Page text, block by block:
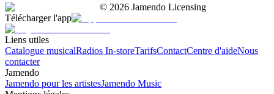
© 2026 Jamendo Licensing
Télécharger l'app
Liens utiles
Catalogue musicalRadios In-storeTarifsContactCentre d'aideNous
contacter
Jamendo
Jamendo pour les artistesJamendo Music